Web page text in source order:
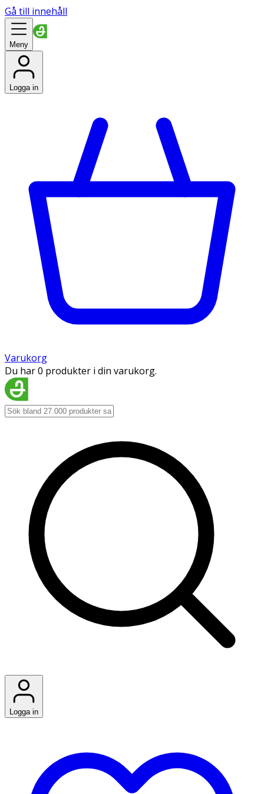
Gå till innehåll
Meny
Logga in
Varukorg
Du har 0 produkter i din varukorg.
Logga in